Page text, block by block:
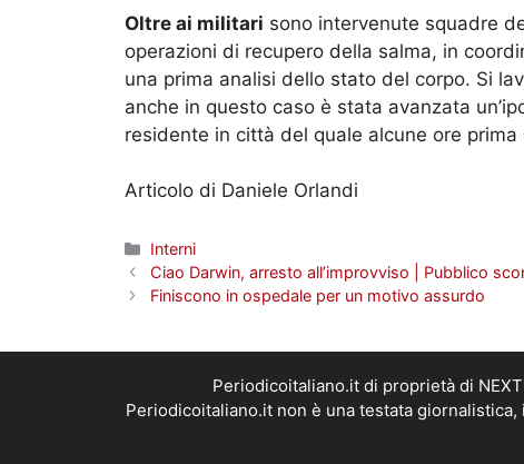
Oltre ai militari sono intervenute squadre
operazioni di recupero della salma, in
una prima analisi dello stato del corpo. Si
anche in questo caso è stata avanzata
residente in città del quale alcune ore
Articolo di Daniele Orlandi
Categorie
Interni
Ciao Darwin, arresto all’improvviso | Pubblico
Finiscono in ospedale per un motivo assurdo
Periodicoitaliano.it di proprietà di
Periodicoitaliano.it non è una testata